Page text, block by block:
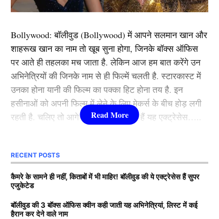
उन्होंने एक और बड़ा मुकाम हासिल किया। इस मैच में सूर्या ने
उपलब्धि हासिल करने वाले चौथे भारतीय बल्लेबाज बन गए।
यह भी पढ़ें:रोहित शर्मा को मिलेगा एक और बड़ा सम्मान, इस खास
टाइटल से नवाजे जाएंगे टीम इंडिया के ‘हिटमैन’
ऐसा करने वाले बने चौथे खिलाड़ी
सिर्फ तीन भारतीय बल्लेबाज ही टी20 क्रिकेट में 9000 रनों का
आंकड़ा पार कर सके हैं। इस खास सूची में विराट कोहली, रोहित
शर्मा और शिखर धवन जैसे दिग्गजों के नाम शामिल हैं। वहीं, सूर्या
के बाद इस लिस्ट में अगला नाम सुरेश रैना का है, जिन्होंने टी20
फॉर्मेट में अब तक 8654 रन बनाए हैं।
Bollywood:बॉलीवुड (Bollywood)में आपने सलमान खान और
शाहरूख खान का नाम तो खूब सुना होगा, जिनके बॉक्स ऑफिस
पर आते ही तहलका मच जाता है. लेकिन आज हम बात करेंगे उन
अभिनेत्रियों की जिनके नाम से ही फिल्में चलती है. स्टारकास्ट में
उनका होना यानी की फिल्म का पक्का हिट होना तय है. इन
हसीनाओं को अपनी फिल्म में लेने के लिए मेकर्स के बीच होड़ लगी
रहती है. चलिए तो आगे जानते हैं कौन-कौन हैं यह एक्ट्रेसेस…..
1.दीपिका पादुकोण ( Deepika
Padukone)
RECENT POSTS
कैमरे के सामने ही नहीं, किताबों में भी माहिर! बॉलीवुड की ये एक्ट्रेसेस हैं सुपर
एजुकेटेड
बॉलीवुड की 3 बॉक्स ऑफिस क्वीन कही जाती यह अभिनेत्रियां, लिस्ट में कई
हैरान कर देने वाले नाम